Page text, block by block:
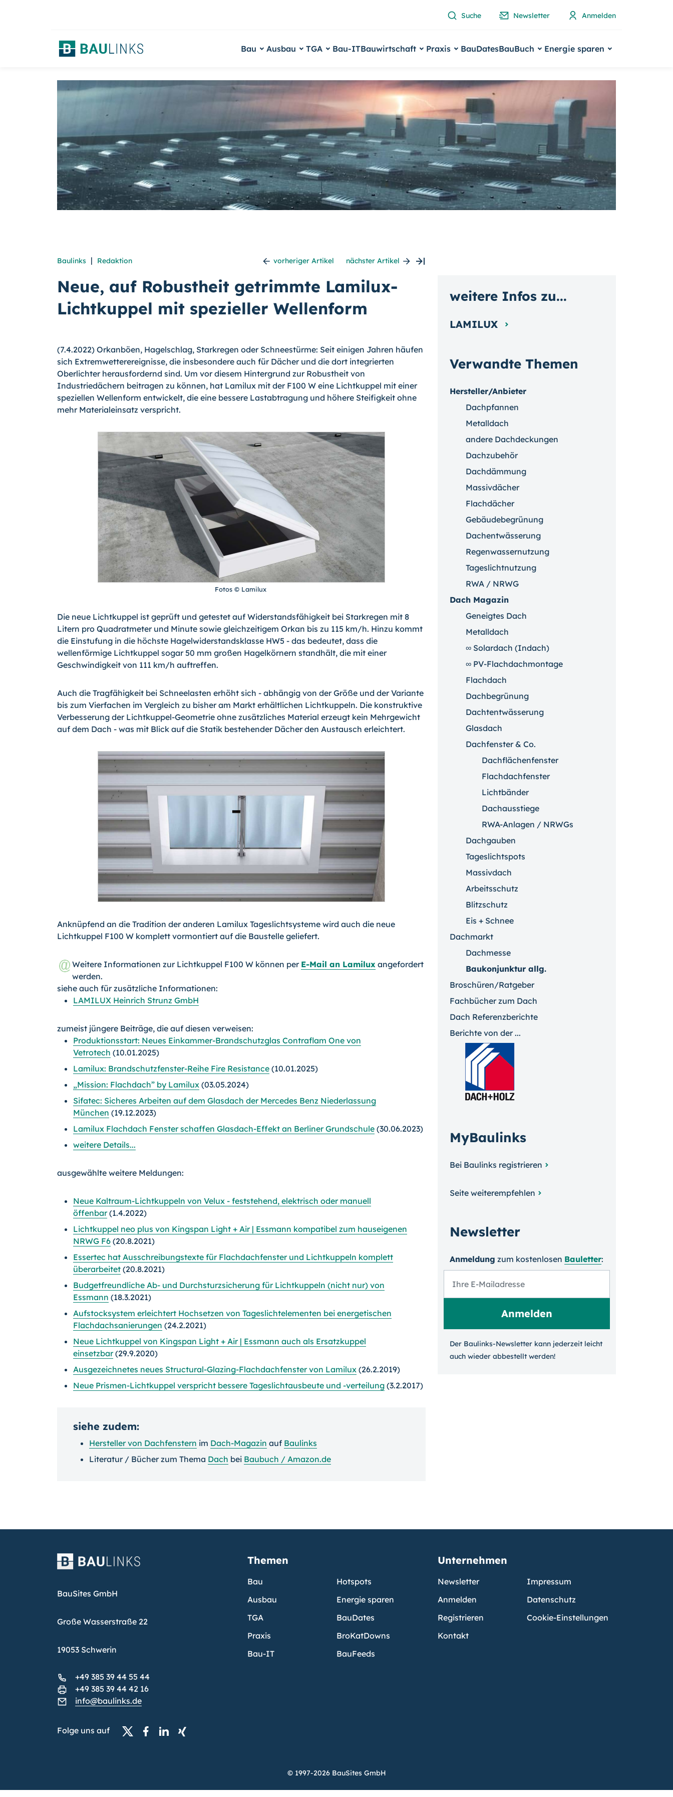
Suche Newsletter Anmelden
Bau Ausbau TGA Bau-ITBauwirtschaft Praxis BauDatesBauBuch Energie sparen
Baulinks | Redaktion vorheriger Artikel nächster Artikel
Neue, auf Robustheit getrimmte Lamilux-
Lichtkuppel mit spezieller Wellenform
(7.4.2022) Orkanböen, Hagelschlag, Starkregen oder Schneestürme: Seit einigen Jahren häufen
sich Extremwetterereignisse, die insbesondere auch für Dächer und die dort integrierten
Oberlichter herausfordernd sind. Um vor diesem Hintergrund zur Robustheit von
Industriedächern beitragen zu können, hat Lamilux mit der F100 W eine Lichtkuppel mit einer
speziellen Wellenform entwickelt, die eine bessere Lastabtragung und höhere Steifigkeit ohne
mehr Materialeinsatz verspricht.
Fotos © Lamilux
Die neue Lichtkuppel ist geprüft und getestet auf Widerstandsfähigkeit bei Starkregen mit 8
Litern pro Quadratmeter und Minute sowie gleichzeitigem Orkan bis zu 115 km/h. Hinzu kommt
die Einstufung in die höchste Hagelwiderstandsklasse HW5 - das bedeutet, dass die
wellenförmige Lichtkuppel sogar 50 mm großen Hagelkörnern standhält, die mit einer
Geschwindigkeit von 111 km/h auftreffen.
Auch die Tragfähigkeit bei Schneelasten erhöht sich - abhängig von der Größe und der Variante
bis zum Vierfachen im Vergleich zu bisher am Markt erhältlichen Lichtkuppeln. Die konstruktive
Verbesserung der Lichtkuppel-Geometrie ohne zusätzliches Material erzeugt kein Mehrgewicht
auf dem Dach - was mit Blick auf die Statik bestehender Dächer den Austausch erleichtert.
Anknüpfend an die Tradition der anderen Lamilux Tageslichtsysteme wird auch die neue
Lichtkuppel F100 W komplett vormontiert auf die Baustelle geliefert.
Weitere Informationen zur Lichtkuppel F100 W können per E-Mail an Lamilux angefordert
werden.
siehe auch für zusätzliche Informationen:
LAMILUX Heinrich Strunz GmbH
zumeist jüngere Beiträge, die auf diesen verweisen:
Produktionsstart: Neues Einkammer-Brandschutzglas Contraflam One von
Vetrotech (10.01.2025)
Lamilux: Brandschutzfenster-Reihe Fire Resistance (10.01.2025)
„Mission: Flachdach” by Lamilux (03.05.2024)
Sifatec: Sicheres Arbeiten auf dem Glasdach der Mercedes Benz Niederlassung
München (19.12.2023)
Lamilux Flachdach Fenster schaffen Glasdach-Effekt an Berliner Grundschule (30.06.2023)
weitere Details...
ausgewählte weitere Meldungen:
Neue Kaltraum-Lichtkuppeln von Velux - feststehend, elektrisch oder manuell
öffenbar(1.4.2022)
Lichtkuppel neo plus von Kingspan Light + Air | Essmann kompatibel zum hauseigenen
NRWG F6 (20.8.2021)
Essertec hat Ausschreibungstexte für Flachdachfenster und Lichtkuppeln komplett
überarbeitet (20.8.2021)
Budgetfreundliche Ab- und Durchsturzsicherung für Lichtkuppeln (nicht nur) von
Essmann (18.3.2021)
Aufstocksystem erleichtert Hochsetzen von Tageslichtelementen bei energetischen
Flachdachsanierungen (24.2.2021)
Neue Lichtkuppel von Kingspan Light + Air | Essmann auch als Ersatzkuppel
einsetzbar(29.9.2020)
Ausgezeichnetes neues Structural-Glazing-Flachdachfenster von Lamilux (26.2.2019)
Neue Prismen-Lichtkuppel verspricht bessere Tageslichtausbeute und -verteilung (3.2.2017)
siehe zudem:
Hersteller von Dachfenstern im Dach-Magazin auf Baulinks
Literatur / Bücher zum Thema Dach bei Baubuch / Amazon.de
Verwandte Themen
Hersteller/Anbieter
Dachpfannen
Metalldach
andere Dachdeckungen
Dachzubehör
Dachdämmung
Massivdächer
Flachdächer
Gebäudebegrünung
Dachentwässerung
Regenwassernutzung
Tageslichtnutzung
RWA / NRWG
Dach Magazin
Geneigtes Dach
Metalldach
∞ Solardach (Indach)
∞ PV-Flachdachmontage
Flachdach
Dachbegrünung
Dachtentwässerung
Glasdach
Dachfenster & Co.
Dachflächenfenster
Flachdachfenster
Lichtbänder
Dachausstiege
RWA-Anlagen / NRWGs
Dachgauben
Tageslichtspots
Massivdach
Arbeitsschutz
Blitzschutz
Eis + Schnee
Dachmarkt
Dachmesse
Baukonjunktur allg.
Broschüren/Ratgeber
Fachbücher zum Dach
Dach Referenzberichte
Berichte von der ...
MyBaulinks
Bei Baulinks registrieren
Seite weiterempfehlen
Newsletter
Anmeldung zum kosten­losen Bauletter:
Der Baulinks-Newsletter kann jeder­zeit leicht
auch wieder ab­bestellt werden!
weitere Infos zu...
LAMILUX
BauSites GmbH
Große Wasserstraße 22
19053 Schwerin
+49 385 39 44 55 44
+49 385 39 44 42 16
info@baulinks.de
Folge uns auf
Themen
Bau
Ausbau
TGA
Praxis
Bau-IT
Hotspots
Energie sparen
BauDates
BroKatDowns
BauFeeds
Unternehmen
Newsletter
Anmelden
Registrieren
Kontakt
Impressum
Datenschutz
Cookie-Einstellungen
© 1997-2026 BauSites GmbH